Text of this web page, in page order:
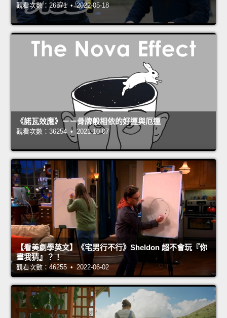
觀看次數：26571 • 2022-05-18
《諾瓦效應》－－骨牌般相依的好運與厄運
觀看次數：36254 • 2021-10-07
【看美劇學英文】《宅男行不行》Sheldon 超不會玩『你
畫我猜』？！
觀看次數：46255 • 2022-06-02